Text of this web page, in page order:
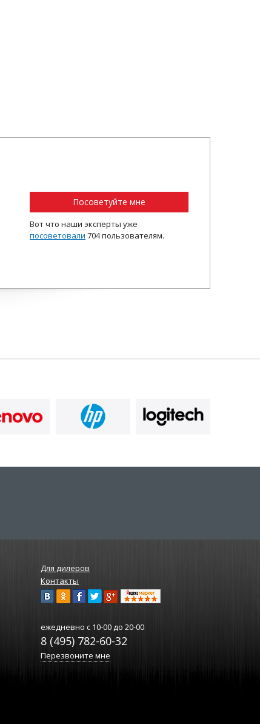
Посоветуйте мне
Вот что наши эксперты уже
посоветовали 704 пользователям.
Для дилеров
Контакты
ежедневно с 10-00 до 20-00
8 (495) 782-60-32
Перезвоните мне